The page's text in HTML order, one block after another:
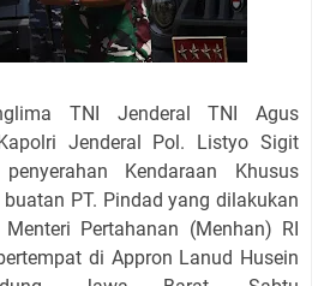
TNI Jenderal TNI Agus
Jenderal Pol. Listyo Sigit
Kendaraan Khusus
PT. Pindad yang dilakukan
Pertahanan (Menhan) RI
di Appron Lanud Husein